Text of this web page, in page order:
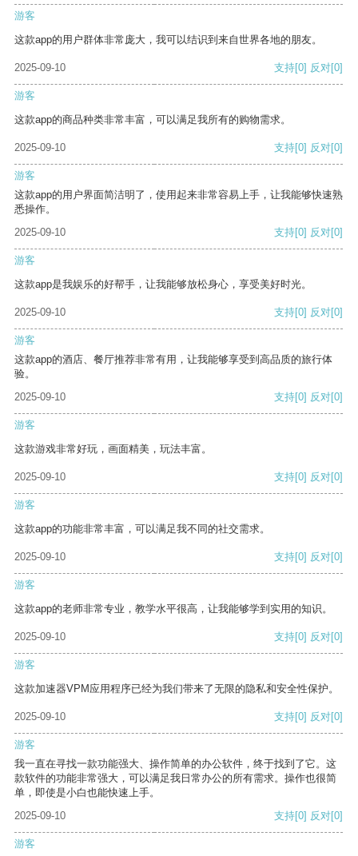
游客
这款app的用户群体非常庞大，我可以结识到来自世界各地的朋友。
2025-09-10 支持[0] 反对[0]
游客
这款app的商品种类非常丰富，可以满足我所有的购物需求。
2025-09-10 支持[0] 反对[0]
游客
这款app的用户界面简洁明了，使用起来非常容易上手，让我能够快速熟
悉操作。
2025-09-10
支持[0] 反对[0]
游客
这款app是我娱乐的好帮手，让我能够放松身心，享受美好时光。
2025-09-10 支持[0] 反对[0]
游客
这款app的酒店、餐厅推荐非常有用，让我能够享受到高品质的旅行体
验。
2025-09-10
支持[0] 反对[0]
游客
这款游戏非常好玩，画面精美，玩法丰富。
2025-09-10 支持[0] 反对[0]
游客
这款app的功能非常丰富，可以满足我不同的社交需求。
2025-09-10 支持[0] 反对[0]
游客
这款app的老师非常专业，教学水平很高，让我能够学到实用的知识。
2025-09-10 支持[0] 反对[0]
游客
这款加速器VPM应用程序已经为我们带来了无限的隐私和安全性保护。
2025-09-10 支持[0] 反对[0]
游客
我一直在寻找一款功能强大、操作简单的办公软件，终于找到了它。这
款软件的功能非常强大，可以满足我日常办公的所有需求。操作也很简
单，即使是小白也能快速上手。
2025-09-10
支持[0] 反对[0]
游客